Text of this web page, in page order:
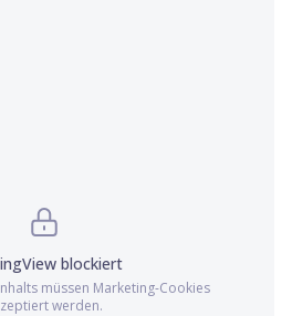
blockiert
müssen Marketing-Cookies
werden.